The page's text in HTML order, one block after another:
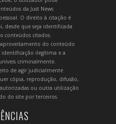
da Just News
O direito à citação é
que seja identificada
conteúdos citados.
do conteúdo
ilegítima e a
criminalmente.
de agir judicialmente
cópia, reprodução, difusão,
ou outra utilização
do site por terceiros.